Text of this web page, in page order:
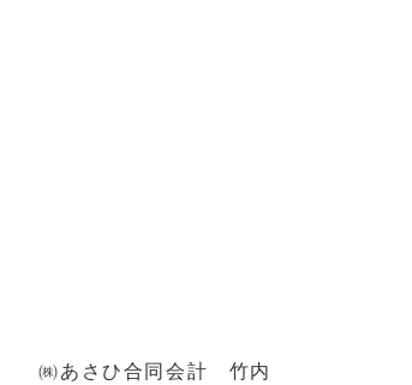
㈱あさひ合同会計 竹内